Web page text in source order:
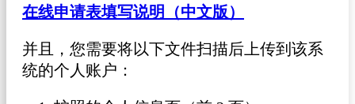
在线申请表填写说明（中文版）
并且，您需要将以下文件扫描后上传到该系
统的个人账户：